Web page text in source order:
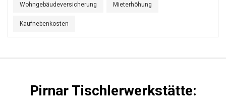
Wohngebäudeversicherung Mieterhöhung
Kaufnebenkosten
Pirnar Tischlerwerkstätte: